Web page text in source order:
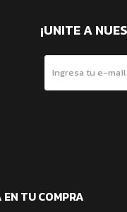
TU COMPRA
¡UNITE A